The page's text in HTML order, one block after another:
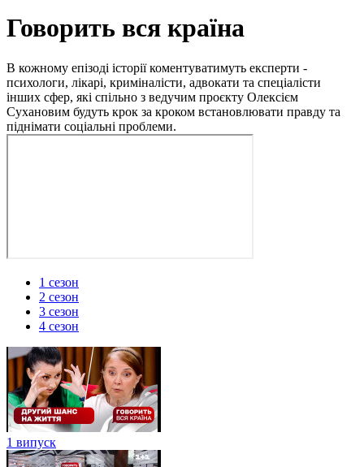
Говорить вся країна
В кожному епізоді історії коментуватимуть експерти -
психологи, лікарі, криміналісти, адвокати та спеціалісти
інших сфер, які спільно з ведучим проєкту Олексієм
Сухановим будуть крок за кроком встановлювати правду та
піднімати соціальні проблеми.
1 сезон
2 сезон
3 сезон
4 сезон
1 випуск